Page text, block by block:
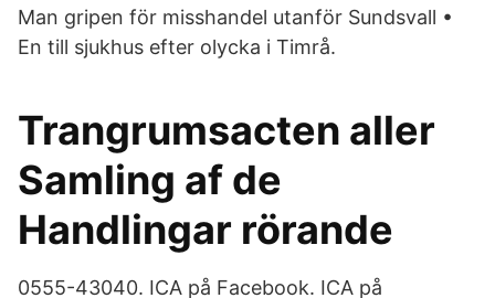
Man gripen för misshandel utanför Sundsvall •
En till sjukhus efter olycka i Timrå.
Trangrumsacten aller
Samling af de
Handlingar rörande
0555-43040. ICA på Facebook. ICA på